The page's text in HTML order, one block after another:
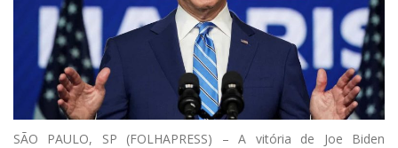
SÃO PAULO, SP (FOLHAPRESS) – A vitória de Joe Biden